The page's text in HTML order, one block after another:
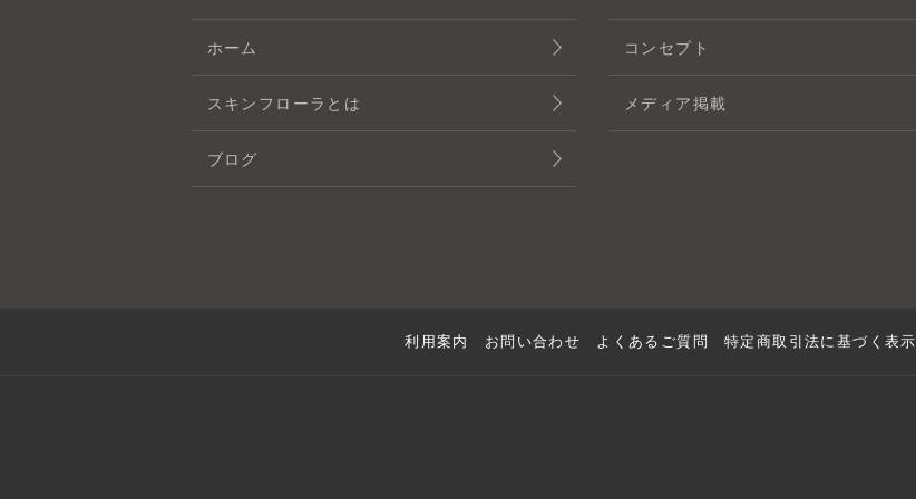
ホーム コンセプト
スキンフローラとは メディア掲載
ブログ
利用案内 お問い合わせ よくあるご質問 特定商取引法に基づく表示